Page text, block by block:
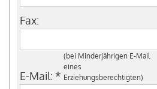
Fax:
E-Mail: *
(bei Minderjährigen E-Mail
eines
Erziehungsberechtigten)